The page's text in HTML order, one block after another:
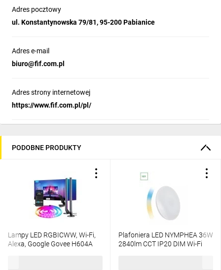
Adres pocztowy
ul. Konstantynowska 79/81, 95-200 Pabianice
Adres e-mail
biuro@fif.com.pl
Adres strony internetowej
https://www.fif.com.pl/pl/
PODOBNE PRODUKTY
Lampy LED RGBICWW, Wi-Fi,
Alexa, Google Govee H604A
Plafoniera LED NYMPHEA 36W
2840lm CCT IP20 DIM Wi-Fi